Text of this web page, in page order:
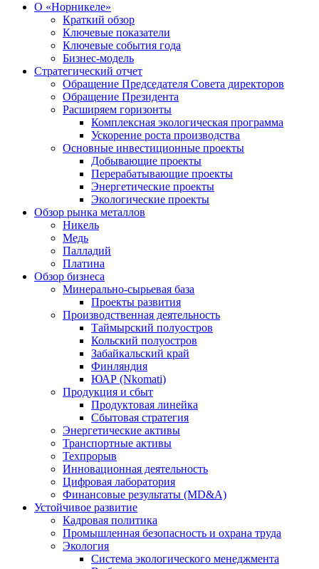
О «Норникеле»
Краткий обзор
Ключевые показатели
Ключевые события года
Бизнес-модель
Стратегический отчет
Обращение Председателя Совета директоров
Обращение Президента
Расширяем горизонты
Комплексная экологическая программа
Ускорение роста производства
Основные инвестиционные проекты
Добывающие проекты
Перерабатывающие проекты
Энергетические проекты
Экологические проекты
Обзор рынка металлов
Никель
Медь
Палладий
Платина
Обзор бизнеса
Минерально-сырьевая база
Проекты развития
Производственная деятельность
Таймырский полуостров
Кольский полуостров
Забайкальский край
Финляндия
ЮАР (Nkomati)
Продукция и сбыт
Продуктовая линейка
Сбытовая стратегия
Энергетические активы
Транспортные активы
Техпрорыв
Инновационная деятельность
Цифровая лаборатория
Финансовые результаты (MD&A)
Устойчивое развитие
Кадровая политика
Промышленная безопасность и охрана труда
Экология
Система экологического менеджмента